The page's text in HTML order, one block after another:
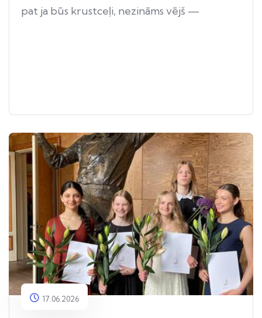
pat ja būs krustceļi, nezināms vējš —
17.06.2026